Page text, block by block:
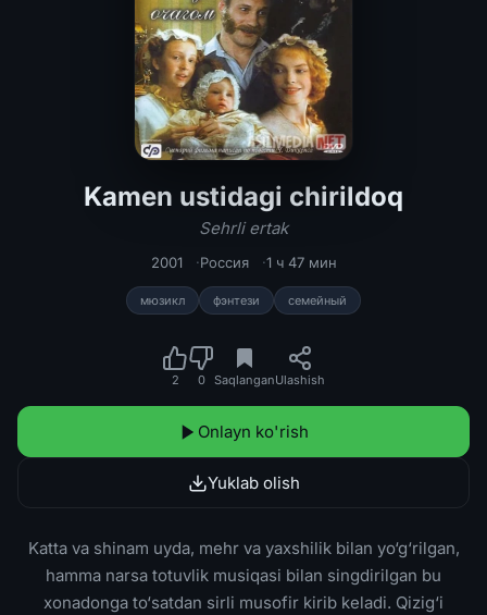
Kamen ustidagi chirildoq
Kamen ustidagi chirildoq / Sehrli
Sehrli ertak
2001 Россия 1 ч 47 мин
мюзикл фэнтези семейный
2 0 SaqlanganUlashish
Onlayn ko'rish
Yuklab olish
Katta va shinam uyda, mehr va yaxshilik bilan yo‘g‘rilgan,
hamma narsa totuvlik musiqasi bilan singdirilgan bu
xonadonga to‘satdan sirli musofir kirib keladi. Qizig‘i